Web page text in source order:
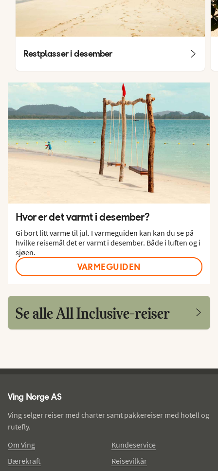
Restplasser i desember
Hvor er det varmt i desember?
Gi bort litt varme til jul. I varmeguiden kan kan du se på
hvilke reisemål det er varmt i desember. Både i luften og i
sjøen.
VARMEGUIDEN
Se alle All Inclusive-reiser
Ving Norge AS
Ving selger reiser med charter samt pakkereiser med hotell og
rutefly.
Om Ving
Bærekraft
Kundeservice
Reisevilkår